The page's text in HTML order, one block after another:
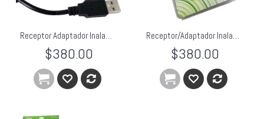
Receptor Adaptador Inalambrico Xbox 360 Para Pc Laptop
$380.00
Receptor/Adaptador Inalambrico Xbox 360 Para Pc Laptop
$380.00